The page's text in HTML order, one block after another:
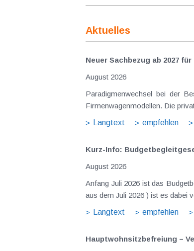
Aktuelles
Neuer Sachbezug ab 2027
August 2026
Paradigmenwechsel bei der Besteuerung von E-Dienstwagen Über
Firmenwagenmodellen. Die
Langtext
empfehlen
Kurz-Info:
August 2026
Anfang Juli 2026 ist das
Langtext
empfehlen
Hauptwohnsitz​­befreiung –